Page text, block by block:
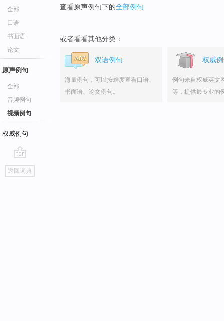
全部
口语
书面语
论文
原声例句
全部
音频例句
视频例句
权威例句
go
top
返回词典
查看原声例句下的全部例句
或者看看其他分类：
双语例句
海量例句，可以按难度查看口语、
书面语、论文例句。
权威
例句来自权威英文
等，提供最专业的